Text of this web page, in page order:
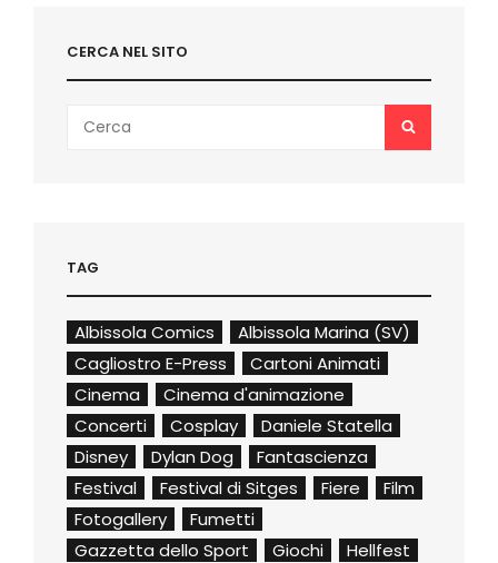
ARMAGEDDON”
CERCA NEL SITO
for:
SEARCH
TAG
Albissola Comics
Albissola Marina (SV)
Cagliostro E-Press
Cartoni Animati
Cinema
Cinema d'animazione
Concerti
Cosplay
Daniele Statella
Disney
Dylan Dog
Fantascienza
Festival
Festival di Sitges Fiere
Film
Fotogallery
Fumetti
Gazzetta dello Sport
Giochi
Hellfest